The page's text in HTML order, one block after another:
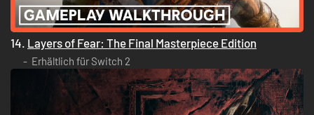
14. Layers of Fear: The Final Masterpiece Edition
Erhältlich für Switch 2